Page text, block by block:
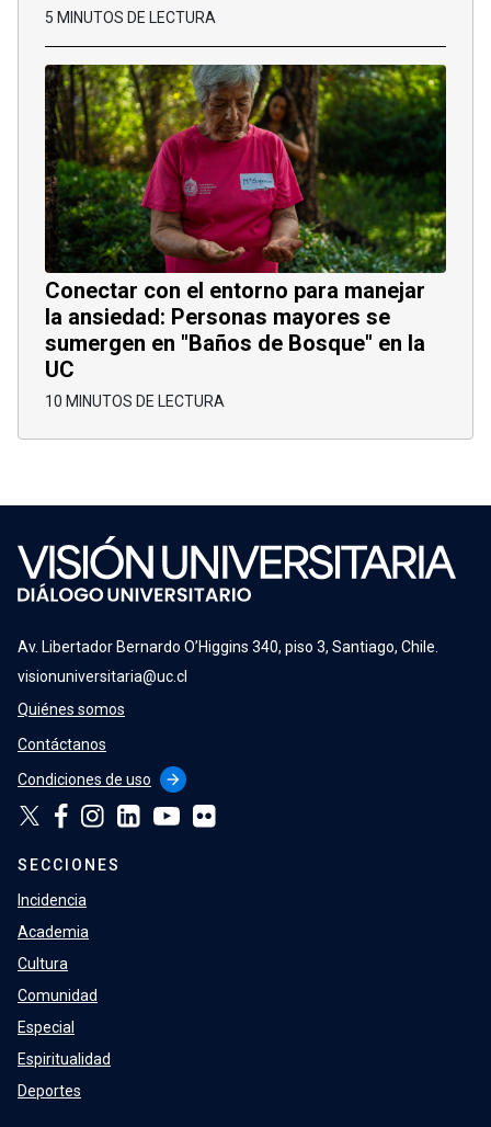
5 MINUTOS DE LECTURA
Conectar con el entorno para manejar
la ansiedad: Personas mayores se
sumergen en "Baños de Bosque" en la
UC
10 MINUTOS DE LECTURA
Av. Libertador Bernardo O’Higgins 340, piso 3, Santiago, Chile.
visionuniversitaria@uc.cl
Quiénes somos
Contáctanos
Condiciones de uso
arrow_forward
SECCIONES
Incidencia
Academia
Cultura
Comunidad
Especial
Espiritualidad
Deportes